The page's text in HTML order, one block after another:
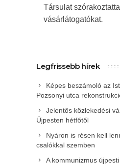
Társulat
vásárlátogatókat.
Legfrissebb hírek
Képes beszámoló az
Pozsonyi utca
Jelentős közlekedési
Újpesten hétfőtől
Nyáron is résen kell
csalókkal szemben
A kommunizmus